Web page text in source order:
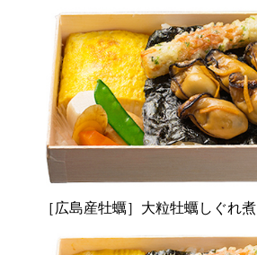
［広島産牡蠣］大粒牡蠣しぐれ煮